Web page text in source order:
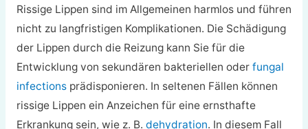
Rissige Lippen sind im Allgemeinen harmlos und führen
nicht zu langfristigen Komplikationen. Die Schädigung
der Lippen durch die Reizung kann Sie für die
Entwicklung von sekundären bakteriellen oder fungal
infectionsprädisponieren. In seltenen Fällen können
rissige Lippen ein Anzeichen für eine ernsthafte
Erkrankung sein, wie z. B. dehydration. In diesem Fall